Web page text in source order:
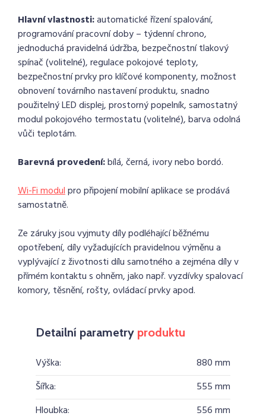
Hlavní vlastnosti:automatické řízení spalování,
programování pracovní doby – týdenní chrono,
jednoduchá pravidelná údržba, bezpečnostní tlakový
spínač (volitelné), regulace pokojové teploty,
bezpečnostní prvky pro klíčové komponenty, možnost
obnovení továrního nastavení produktu, snadno
použitelný LED displej, prostorný popelník, samostatný
modul pokojového termostatu (volitelné), barva odolná
vůči teplotám.
Barevná provedení:bílá, černá, ivory nebo bordó.
Wi-Fi modulpro připojení mobilní aplikace se prodává
samostatně.
Ze záruky jsou vyjmuty díly podléhající běžnému
opotřebení, díly vyžadujících pravidelnou výměnu a
vyplývající z životnosti dílu samotného a zejména díly v
přímém kontaktu s ohněm, jako např. vyzdívky spalovací
komory, těsnění, rošty, ovládací prvky apod.
Detailní parametry produktu
Výška:
880 mm
Šířka:
555 mm
Hloubka:
556 mm